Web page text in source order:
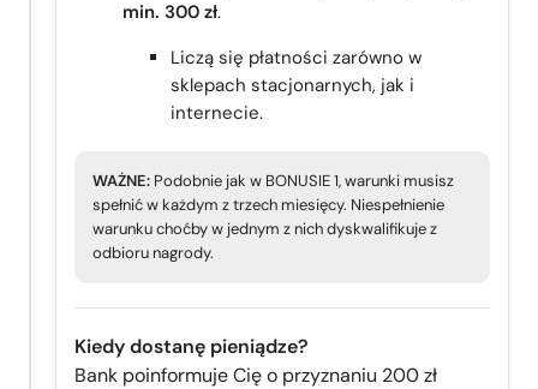
min. 300 zł.
Liczą się płatności zarówno w
sklepach stacjonarnych, jak i
internecie.
WAŻNE: Podobnie jak w BONUSIE 1, warunki musisz
spełnić w każdym z trzech miesięcy. Niespełnienie
warunku choćby w jednym z nich dyskwalifikuje z
odbioru nagrody.
Kiedy dostanę pieniądze?
Bank poinformuje Cię o przyznaniu 200 zł